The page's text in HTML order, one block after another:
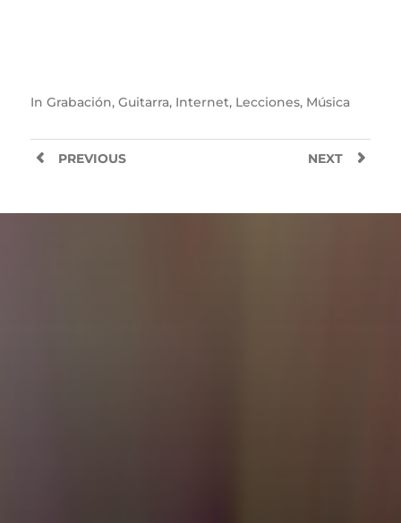
In Grabación, Guitarra, Internet, Lecciones, Música
NEXT
PREVIOUS